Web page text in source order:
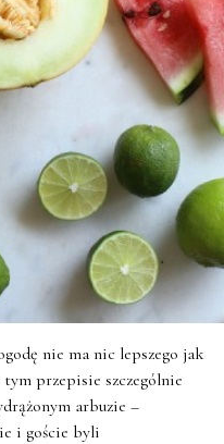
nie ma nic lepszego jak
przepisie szczególnie
arbuzie –
i goście byli